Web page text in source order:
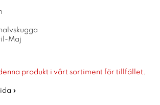
Maj
produkt i vårt sortiment för tillfället.
»